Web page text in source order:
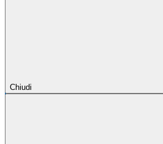
Chiudi